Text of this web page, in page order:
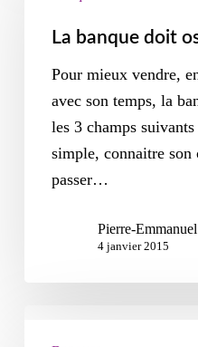
La banque doit
Pour mieux vendre,
avec son temps, la
les 3 champs
simple, connaitre
passer…
Pierre-
4 janvier 2015